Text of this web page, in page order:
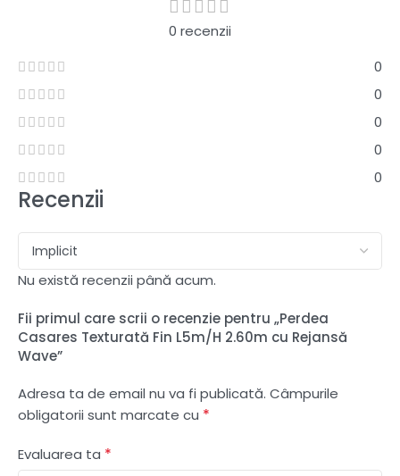
0 recenzii
0
0
0
0
0
Recenzii
Nu există recenzii până acum.
Fii primul care scrii o recenzie pentru „Perdea
Casares Texturată Fin L5m/H 2.60m cu Rejansă
Wave”
Adresa ta de email nu va fi publicată. Câmpurile
obligatorii sunt marcate cu *
Evaluarea ta *